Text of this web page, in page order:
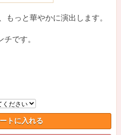
もっと華やかに演出します。
チです。
トに入れる